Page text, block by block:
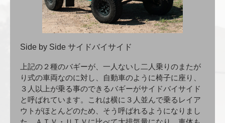
Side by Side サイドバイサイド
上記の２種のバギーが、一人ないし二人乗りのまたが
り式の車両なのに対し、自動車のように椅子に座り、
３人以上が乗る事のできるバギーがサイドバイサイド
と呼ばれています。これは横に３人並んで乗るレイア
ウトがほとんどのため、そう呼ばれるようになりまし